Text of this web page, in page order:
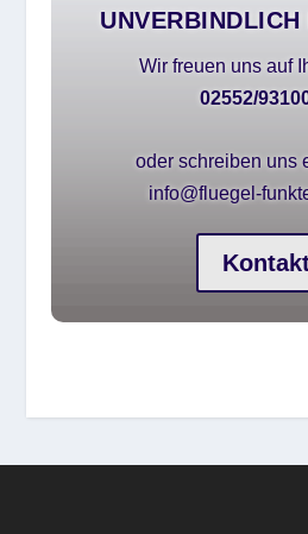
UNVERBINDLICH
Wir freuen uns auf
02552/
oder schreiben uns
info@fluegel-